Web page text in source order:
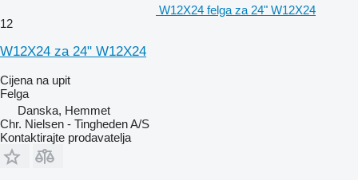
W12X24 felga za 24" W12X24
12
W12X24 za 24" W12X24
Cijena na upit
Felga
Danska, Hemmet
Chr. Nielsen - Tingheden A/S
Kontaktirajte prodavatelja